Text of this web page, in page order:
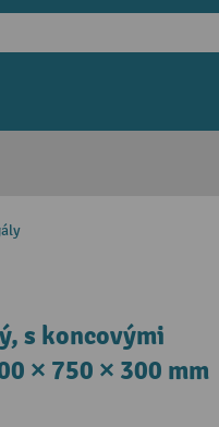
s koncovými
× 750 × 300 mm